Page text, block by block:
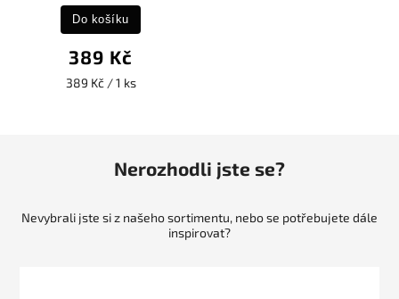
389 Kč
389 Kč / 1 ks
Do košíku
Nerozhodli jste se?
Nevybrali jste si z našeho sortimentu, nebo se potřebujete dále
inspirovat?